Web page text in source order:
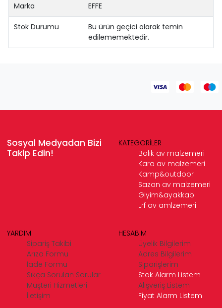
Marka EFFE
Stok Durumu
Bu ürün geçici olarak temin
edilememektedir.
Sosyal Medyadan Bizi
Takip Edin!
KATEGORİLER
Balık av malzemeri
Kara av malzemeri
Kamp&outdoor
Sazan av malzemeri
Giyim&ayakkabı
Lrf av amlzemeri
YARDIM
Sipariş Takibi
Arıza Formu
İade Formu
Sıkça Sorulan Sorular
Müşteri Hizmetleri
İletişim
HESABIM
Üyelik Bilgilerim
Adres Bilgilerim
Siparişlerim
Stok Alarm Listem
Alışveriş Listem
Fiyat Alarm Listem